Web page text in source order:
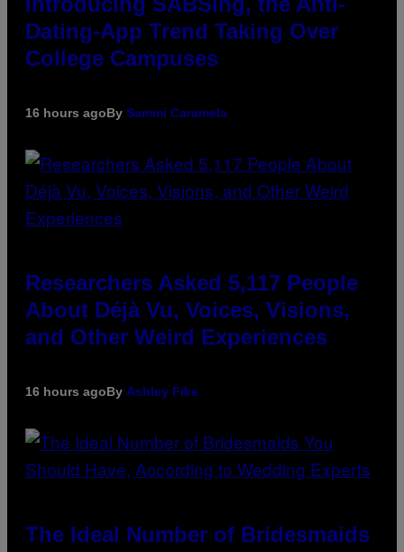
Dating-App Trend Taking Over
College Campuses
16 hours agoBy Sammi Caramela
Researchers Asked 5,117 People
About Déjà Vu, Voices, Visions,
and Other Weird Experiences
16 hours agoBy Ashley Fike
The Ideal Number of Bridesmaids